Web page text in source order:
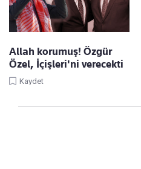
Allah korumuş! Özgür
Özel, İçişleri'ni verecekti
Kaydet